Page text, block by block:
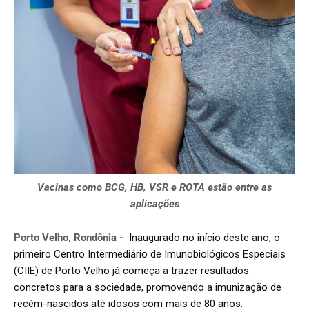
Vacinas como BCG, HB, VSR e ROTA estão entre as
aplicações
Porto Velho, Rondônia - Inaugurado no início deste ano, o
primeiro Centro Intermediário de Imunobiológicos Especiais
(CIIE) de Porto Velho já começa a trazer resultados
concretos para a sociedade, promovendo a imunização de
recém-nascidos até idosos com mais de 80 anos.